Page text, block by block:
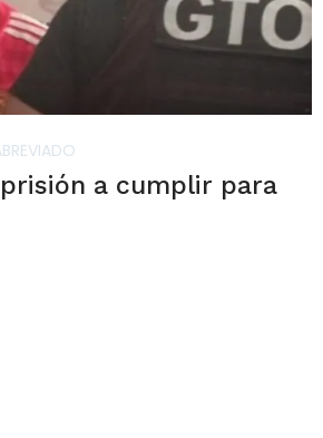
a cumplir para